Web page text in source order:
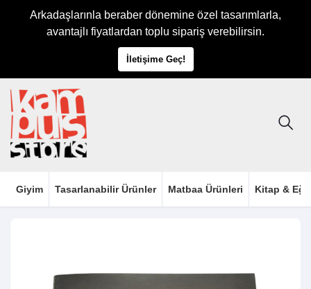
Arkadaşlarınla beraber dönemine özel tasarımlarla,
avantajlı fiyatlardan toplu sipariş verebilirsin.
İletişime Geç!
Giyim Tasarlanabilir Ürünler Matbaa Ürünleri Kitap &